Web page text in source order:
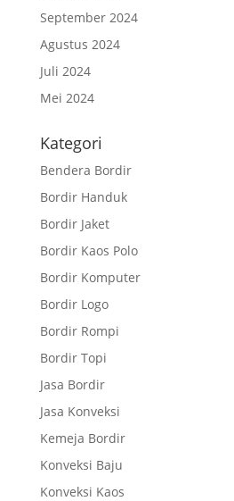
September 2024
Agustus 2024
Juli 2024
Mei 2024
Kategori
Bendera Bordir
Bordir Handuk
Bordir Jaket
Bordir Kaos Polo
Bordir Komputer
Bordir Logo
Bordir Rompi
Bordir Topi
Jasa Bordir
Jasa Konveksi
Kemeja Bordir
Konveksi Baju
Konveksi Kaos